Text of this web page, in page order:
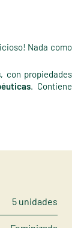
Nada como
, con propiedades
. Contiene
5 unidades